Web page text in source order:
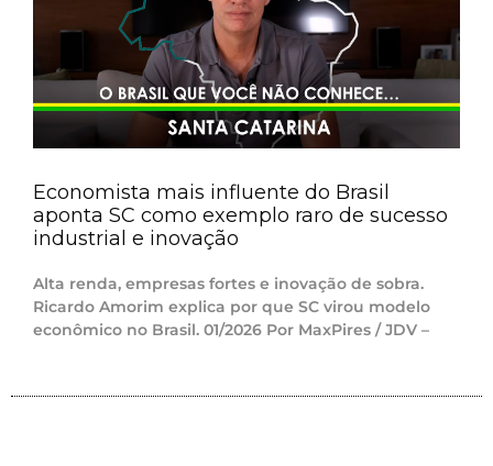
Economista mais influente do Brasil
aponta SC como exemplo raro de sucesso
industrial e inovação
Alta renda, empresas fortes e inovação de sobra.
Ricardo Amorim explica por que SC virou modelo
econômico no Brasil. 01/2026 Por MaxPires / JDV –